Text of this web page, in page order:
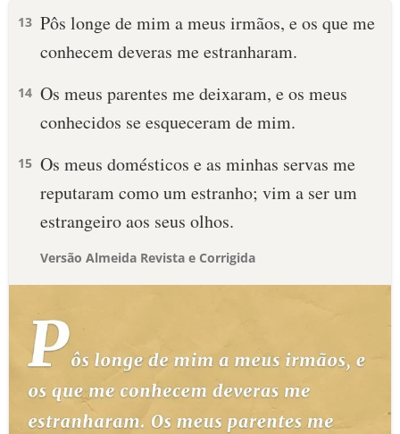
13 Pôs longe de mim a meus irmãos, e os que me
conhecem deveras me estranharam.
14 Os meus parentes me deixaram, e os meus
conhecidos se esqueceram de mim.
15 Os meus domésticos e as minhas servas me
reputaram como um estranho; vim a ser um
estrangeiro aos seus olhos.
Versão Almeida Revista e Corrigida